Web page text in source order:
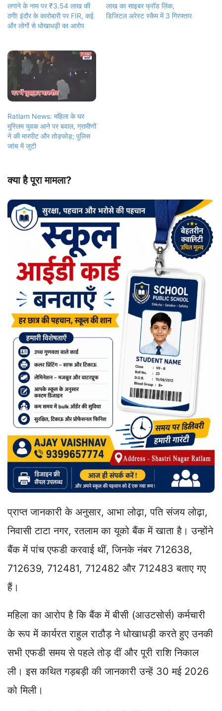
लगाने के नाम पर ₹3.54 लाख की
ठगी! इंदौर के कारोबारी पर FIR, कई
और लोगों से धोखाधड़ी का आरोप
लाख का साइबर फ्रॉड लिंक,
डिजिटल अरेस्ट स्कैम में 3 गिरफ्तार
Ratlam News: महिला के घर
मुस्लिम युवक आने पर बवाल, ग्रामीणों
ने की मारपीट और तोड़फोड़; पुलिस
जांच में जुटी
क्या है पूरा मामला?
प्राप्त जानकारी के अनुसार, आभा लोढ़ा, पति संजय लोढ़ा,
निवासी टाटा नगर, रतलाम का यूको बैंक में खाता है। उन्होंने
बैंक में पांच एफडी करवाई थीं, जिनके नंबर 712638,
712639, 712481, 712482 और 712483 बताए गए
हैं।
महिला का आरोप है कि बैंक में बीसी (आउटसोर्स) कर्मचारी
के रूप में कार्यरत राहुल राठौड़ ने धोखाधड़ी करते हुए उनकी
सभी एफडी समय से पहले तोड़ दीं और पूरी राशि निकाल
ली। इस कथित गड़बड़ी की जानकारी उन्हें 30 मई 2026
को मिली।